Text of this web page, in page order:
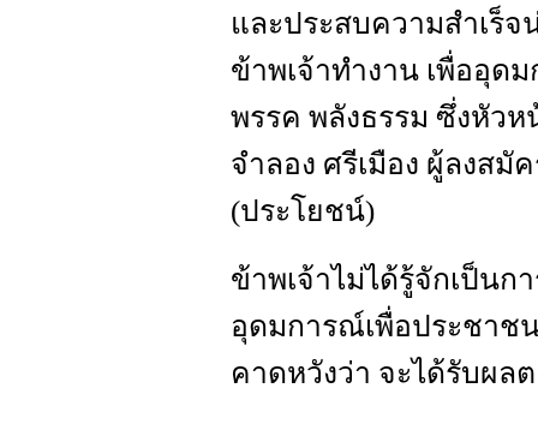
และประสบความสำเร็
ข้าพเจ้าทำงาน เพื่ออุด
พรรค พลังธรรม ซึ่งหัว
จำลอง ศรีเมือง ผู้ลงส
(ประโยชน์)
ข้าพเจ้าไม่ได้รู้จักเป็น
อุดมการณ์เพื่อประชาช
คาดหวังว่า จะได้รับผล